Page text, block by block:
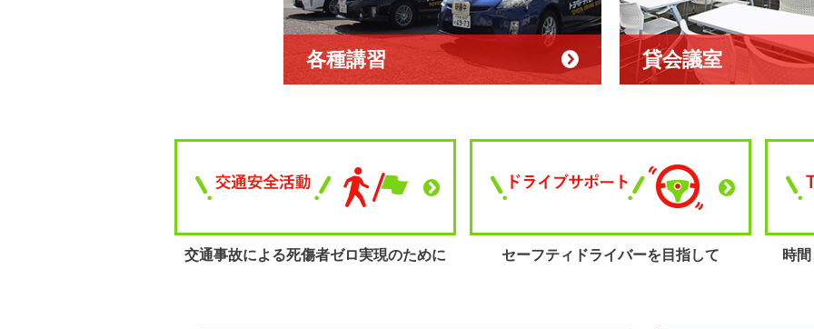
各種講習 貸会議室
交通事故による死傷者ゼロ実現のために セーフティ ドライバーを目指して 時